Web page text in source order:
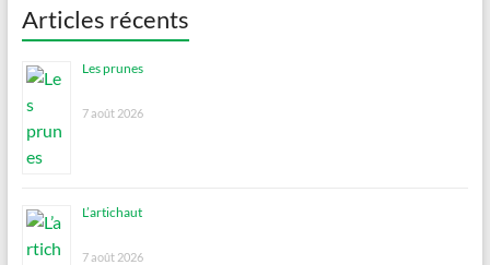
Articles récents
Les prunes
7 août 2026
L’artichaut
7 août 2026